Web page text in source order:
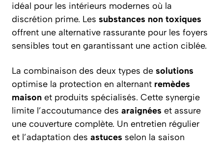
idéal pour les intérieurs modernes où la
discrétion prime. Les substances non toxiques
offrent une alternative rassurante pour les foyers
sensibles tout en garantissant une action ciblée.
La combinaison des deux types de solutions
optimise la protection en alternant remèdes
maison et produits spécialisés. Cette synergie
limite l’accoutumance des araignées et assure
une couverture complète. Un entretien régulier
et l’adaptation des astuces selon la saison